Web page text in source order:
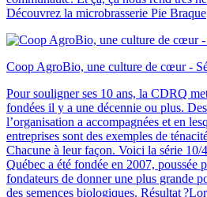
Découvrez la microbrasserie Pie Braque
Coop AgroBio, une culture de cœur -
Pour souligner ses 10 ans, la CDRQ
fondées il y a une décennie ou plus.
l’organisation a accompagnées et en
entreprises sont des exemples de
Chacune à leur façon. Voici la série
Québec a été fondée en 2007, poussée
fondateurs de donner une plus grande
des semences biologiques. Résultat